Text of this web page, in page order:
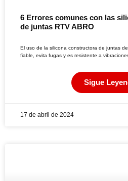
6 Errores comunes con las
de juntas RTV ABRO
El uso de la silicona constructora de juntas
fiable, evita fugas y es resistente a
Sigue
17 de abril de 2024